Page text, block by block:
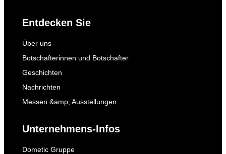
Entdecken Sie
Über uns
Botschafterinnen und Botschafter
Geschichten
Nachrichten
Messen &amp; Ausstellungen
Unternehmens-Infos
Dometic Gruppe